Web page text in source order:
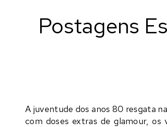
Postagens
A juventude dos anos 80 resgata
com doses extras de glamour, os